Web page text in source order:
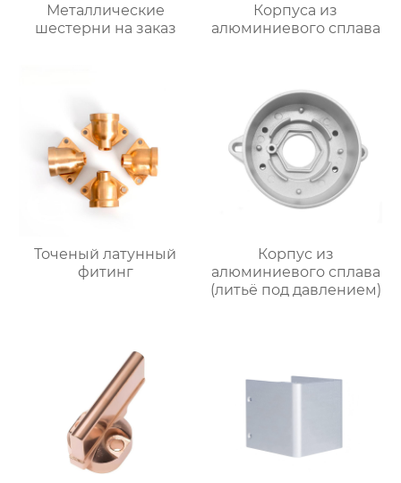
Металлические
шестерни на заказ
Корпуса из
алюминиевого сплава
Точеный латунный
фитинг
Корпус из
алюминиевого сплава
(литьё под давлением)